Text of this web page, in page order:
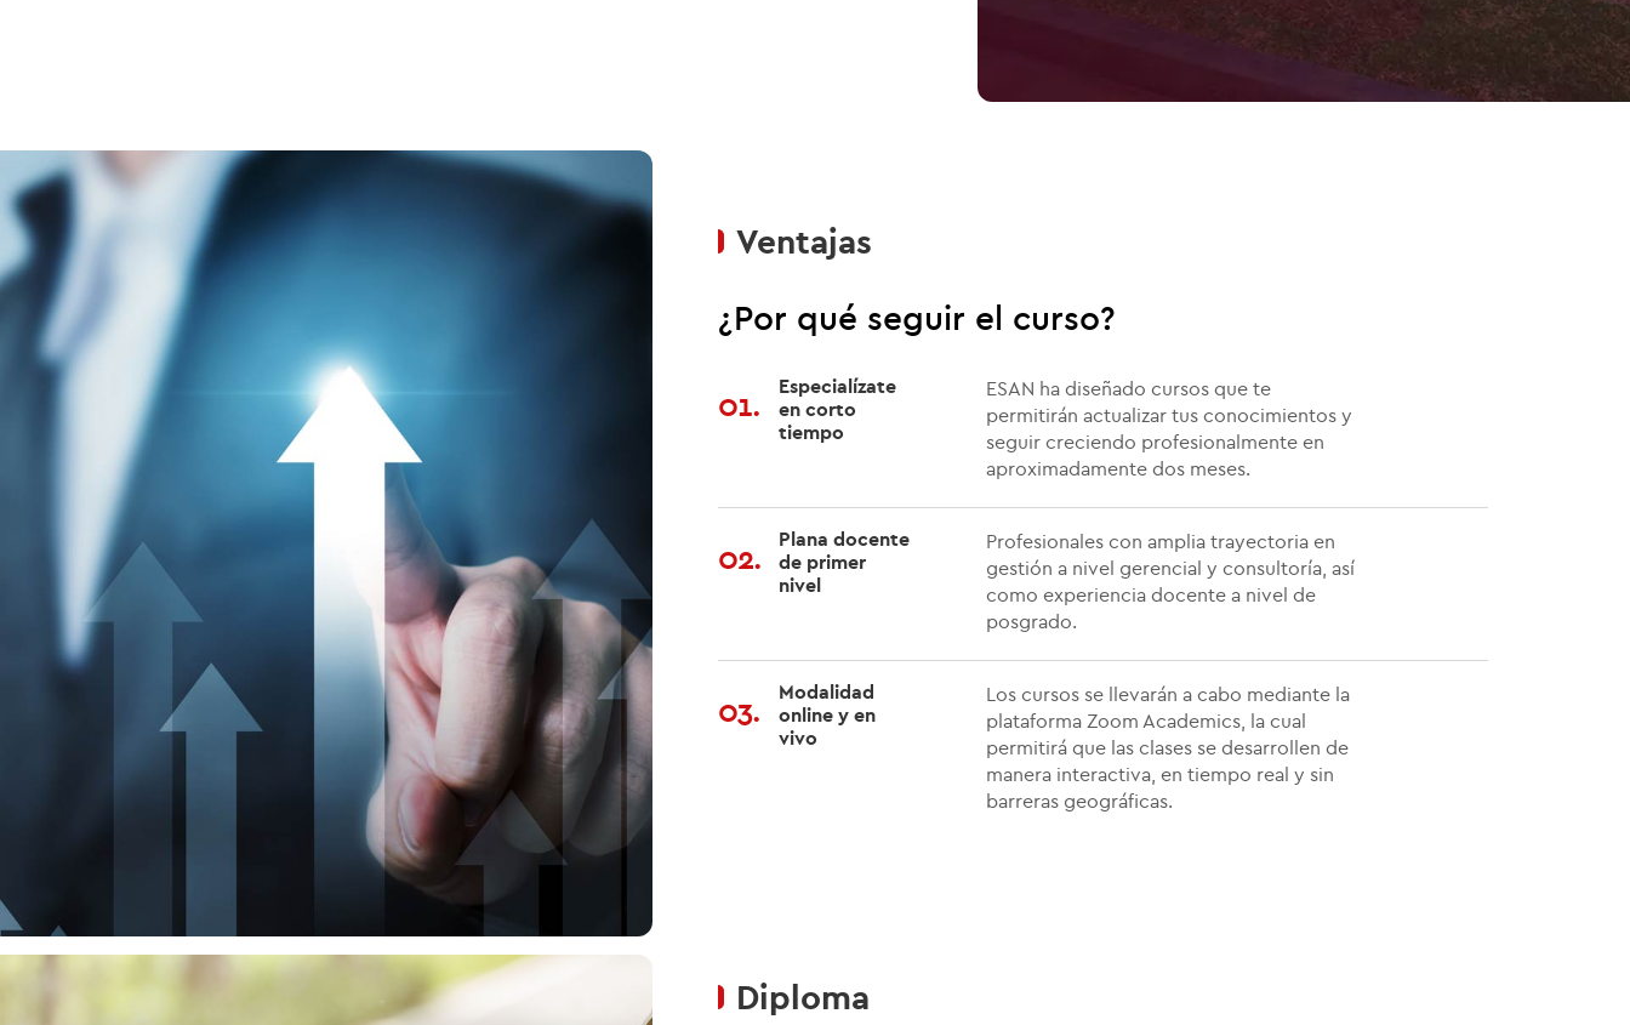
Ventajas
¿Por qué seguir el curso?
01.
Especialízate
en corto
tiempo
ESAN ha diseñado cursos que te
permitirán actualizar tus conocimientos y
seguir creciendo profesionalmente en
aproximadamente dos meses.
02.
Plana docente
de primer
nivel
Profesionales con amplia trayectoria en
gestión a nivel gerencial y consultoría, así
como experiencia docente a nivel de
posgrado.
03.
Modalidad
online y en
vivo
Los cursos se llevarán a cabo mediante la
plataforma Zoom Academics, la cual
permitirá que las clases se desarrollen de
manera interactiva, en tiempo real y sin
barreras geográficas.
Diploma